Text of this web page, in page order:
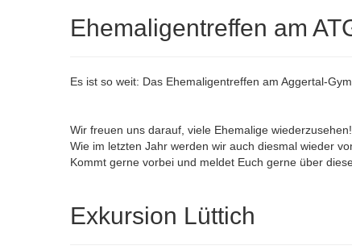
Ehemaligentreffen am
Es ist so weit: Das Ehemaligentreffen am Aggertal-
Wir freuen uns darauf, viele Ehemalige wiederzusehen!
Wie im letzten Jahr werden wir auch diesmal wieder
Kommt gerne vorbei und meldet Euch gerne über
Exkursion Lüttich